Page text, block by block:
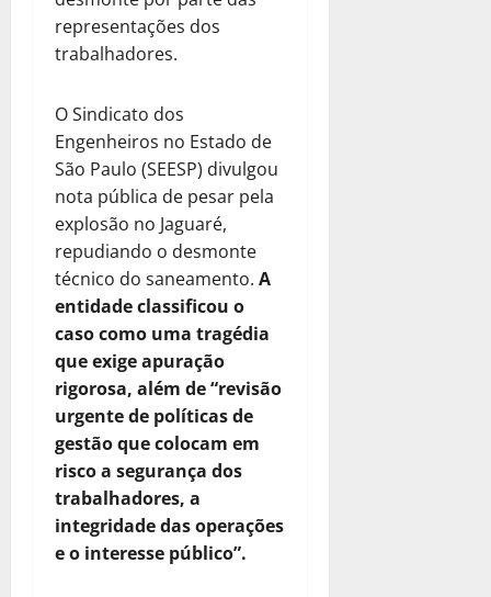
representações dos
trabalhadores.
O Sindicato dos
Engenheiros no Estado de
São Paulo (SEESP) divulgou
nota pública de pesar pela
explosão no Jaguaré,
repudiando o desmonte
técnico do saneamento. A
entidade classificou o
caso como uma tragédia
que exige apuração
rigorosa, além de “revisão
urgente de políticas de
gestão que colocam em
risco a segurança dos
trabalhadores, a
integridade das operações
e o interesse público”.